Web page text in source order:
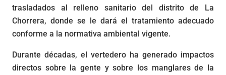
trasladados al relleno sanitario del distrito de La
Chorrera, donde se le dará el tratamiento adecuado
conforme a la normativa ambiental vigente.
Durante décadas, el vertedero ha generado impactos
directos sobre la gente y sobre los manglares de la